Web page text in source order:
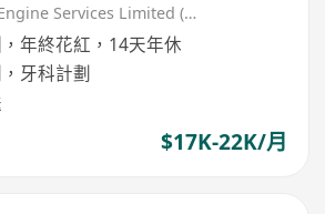
Hong Kong Aero Engine Services Limited (HAESL)
年終花紅，14天年休
牙科計劃
$17K-22K/月